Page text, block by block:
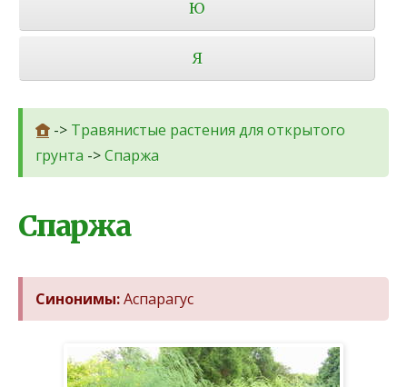
Ю
Я
-> Травянистые растения для открытого
грунта ->Спаржа
Спаржа
Синонимы:Аспарагус